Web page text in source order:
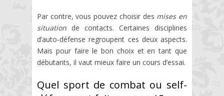
Par contre, vous pouvez choisir des mises en
situation de contacts. Certaines disciplines
d’auto-défense regroupent ces deux aspects.
Mais pour faire le bon choix et en tant que
débutants, il vaut mieux faire un cours d’essai.
Quel sport de combat ou self-